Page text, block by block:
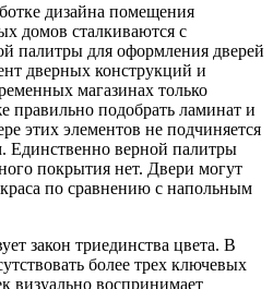
дизайна помещения
домов сталкиваются с
палитры для оформления дверей
дверных конструкций и
магазинах только
правильно подобрать ламинат и
этих элементов не подчиняется
Единственно верной палитры
покрытия нет. Двери могут
по сравнению с напольным
закон триединства цвета. В
более трех ключевых
визуально воспринимает